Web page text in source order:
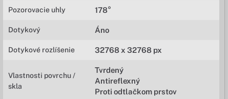
Pozorovacie uhly 178°
Dotykový Áno
Dotykové rozlíšenie 32768 x 32768 px
Vlastnosti povrchu /
skla
Tvrdený
Antireflexný
Proti odtlačkom prstov